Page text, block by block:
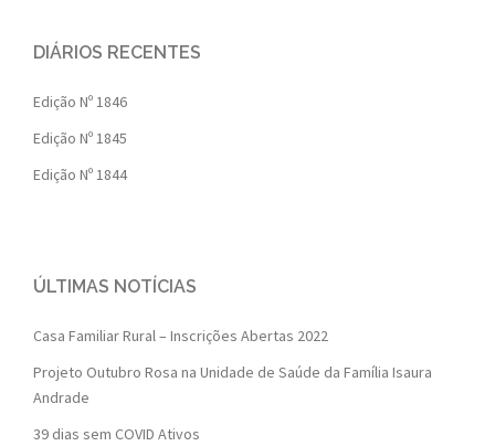
DIÁRIOS RECENTES
Edição Nº 1846
Edição Nº 1845
Edição Nº 1844
ÚLTIMAS NOTÍCIAS
Casa Familiar Rural – Inscrições Abertas 2022
Projeto Outubro Rosa na Unidade de Saúde da Família Isaura
Andrade
39 dias sem COVID Ativos